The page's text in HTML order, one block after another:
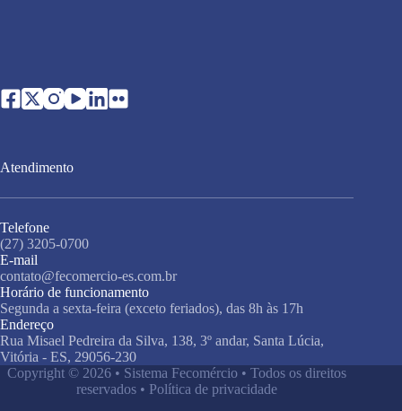
Atendimento
Telefone
(27) 3205-0700
E-mail
contato@fecomercio-es.com.br
Horário de funcionamento
Segunda a sexta-feira (exceto feriados), das 8h às 17h
Endereço
Rua Misael Pedreira da Silva, 138, 3º andar, Santa Lúcia,
Vitória - ES, 29056-230
Copyright © 2026 • Sistema Fecomércio • Todos os direitos
reservados • Política de privacidade